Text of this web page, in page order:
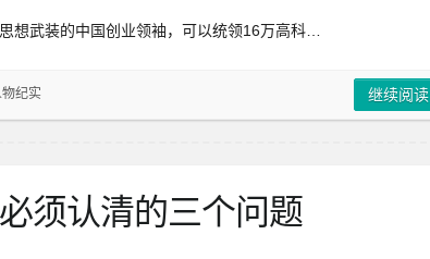
武装的中国创业领袖，可以统领16万高科…
纪实 继续阅读
须认清的三个问题